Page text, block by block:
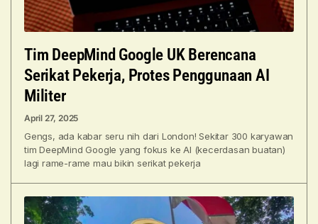
Tim DeepMind Google UK Berencana
Serikat Pekerja, Protes Penggunaan AI
Militer
April 27, 2025
Gengs, ada kabar seru nih dari London! Sekitar 300 karyawan
tim DeepMind Google yang fokus ke AI (kecerdasan buatan)
lagi rame-rame mau bikin serikat pekerja